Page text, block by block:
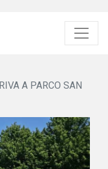
A PARCO SAN